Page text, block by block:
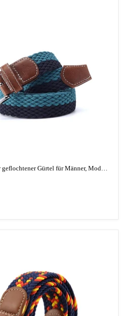
Bester elastischer geflochtener Gürtel für Männer, Modell Vakhtang